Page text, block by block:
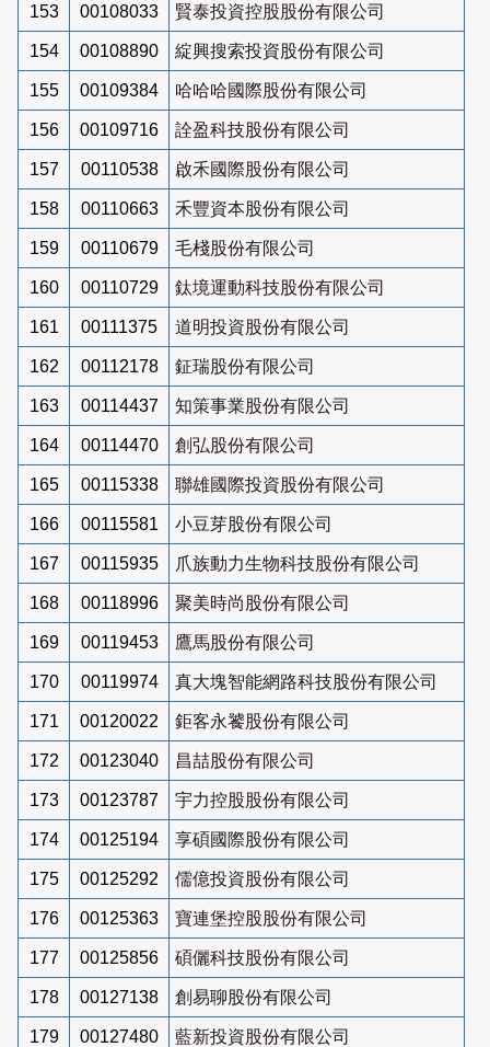
153 00108033 賢泰投資控股股份有限公司
154 00108890 綻興搜索投資股份有限公司
155 00109384 哈哈哈國際股份有限公司
156 00109716 詮盈科技股份有限公司
157 00110538 啟禾國際股份有限公司
158 00110663 禾豐資本股份有限公司
159 00110679 毛棧股份有限公司
160 00110729 鈦境運動科技股份有限公司
161 00111375 道明投資股份有限公司
162 00112178 鉦瑞股份有限公司
163 00114437 知策事業股份有限公司
164 00114470 創弘股份有限公司
165 00115338 聯雄國際投資股份有限公司
166 00115581 小豆芽股份有限公司
167 00115935 爪族動力生物科技股份有限公司
168 00118996 聚美時尚股份有限公司
169 00119453 鷹馬股份有限公司
170 00119974 真大塊智能網路科技股份有限公司
171 00120022 鉅客永饕股份有限公司
172 00123040 昌喆股份有限公司
173 00123787 宇力控股股份有限公司
174 00125194 享碩國際股份有限公司
175 00125292 儒億投資股份有限公司
176 00125363 寶連堡控股股份有限公司
177 00125856 碩儷科技股份有限公司
178 00127138 創易聊股份有限公司
179 00127480 藍新投資股份有限公司